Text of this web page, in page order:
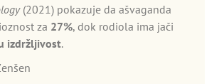
(2021) pokazuje da ašvaganda
za 27%, dok rodiola ima jači
izdržljivost.